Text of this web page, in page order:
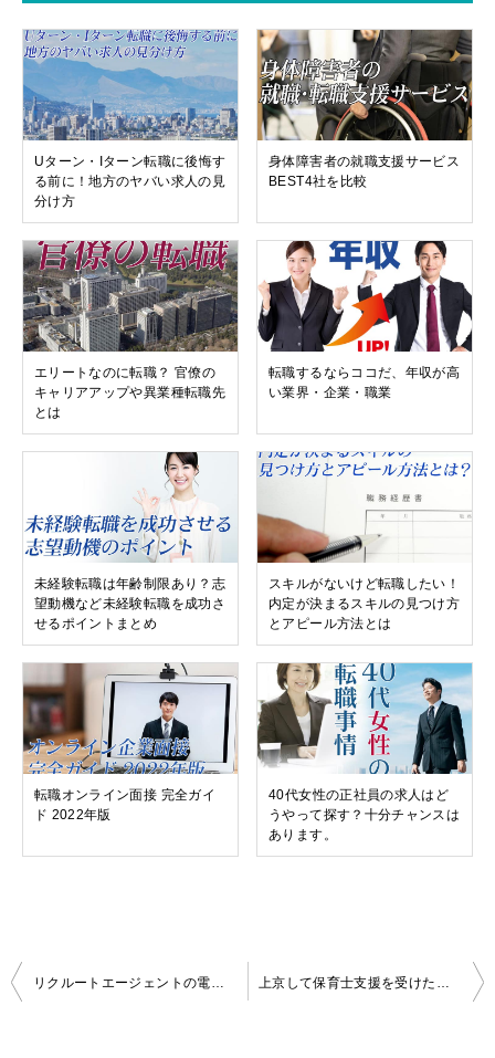
Uターン・Iターン転職に後悔す
る前に！地方のヤバい求人の見
分け方
身体障害者の就職支援サービス
BEST4社を比較
エリートなのに転職？ 官僚の
キャリアアップや異業種転職先
とは
転職するならココだ、年収が高
い業界・企業・職業
未経験転職は年齢制限あり？志
望動機など未経験転職を成功さ
せるポイントまとめ
スキルがないけど転職したい！
内定が決まるスキルの見つけ方
とアピール方法とは
転職オンライン面接 完全ガイ
ド 2022年版
40代女性の正社員の求人はど
うやって探す？十分チャンスは
あります。
投
稿
リクルートエージェントの電話・オンライン面談の流れ・電話が来ないときは？ 上京して保育士支援を受けたい方向け保育メトロとは？利用者の口コミや評判から徹底解説